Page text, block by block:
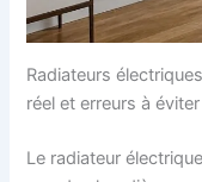
Radiateurs
réel et erreurs à éviter
Le radiateur